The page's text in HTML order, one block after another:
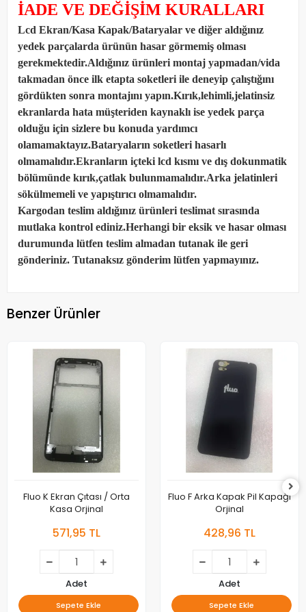
İADE VE DEĞİŞİM KURALLARI
Lcd Ekran/Kasa Kapak/Bataryalar ve diğer aldığınız
yedek parçalarda ürünün hasar görmemiş olması
gerekmektedir.Aldığınız ürünleri montaj yapmadan/vida
takmadan önce ilk etapta soketleri ile deneyip çalıştığını
gördükten sonra montajını yapın.Kırık,lehimli,jelatinsiz
ekranlarda hata müşteriden kaynaklı ise yedek parça
olduğu için sizlere bu konuda yardımcı
olamamaktayız.Bataryaların soketleri hasarlı
olmamalıdır.Ekranların içteki lcd kısmı ve dış dokunmatik
bölümünde kırık,çatlak bulunmamalıdır.Arka jelatinleri
sökülmemeli ve yapıştırıcı olmamalıdır.
Kargodan teslim aldığınız ürünleri teslimat sırasında
mutlaka kontrol ediniz.Herhangi bir eksik ve hasar olması
durumunda lütfen teslim almadan tutanak ile geri
gönderiniz. Tutanaksız gönderim lütfen yapmayınız.
Benzer Ürünler
Fluo K Ekran Çıtası / Orta
Kasa Orjinal
571,95 TL
Adet
Sepete Ekle
Fluo F Arka Kapak Pil Kapağı
Orjinal
428,96 TL
Adet
Sepete Ekle